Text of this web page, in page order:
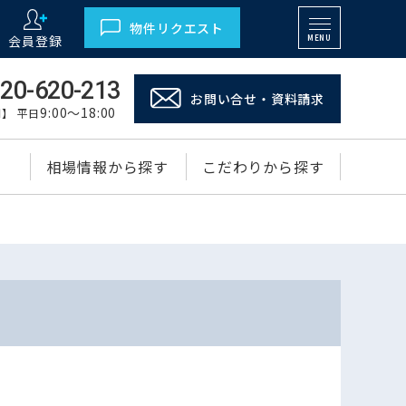
会員登録
物件リクエスト
MENU
620-213
平日9:00～18:00
お問い合せ・資料請求
相場情報から探す こだわりから探す